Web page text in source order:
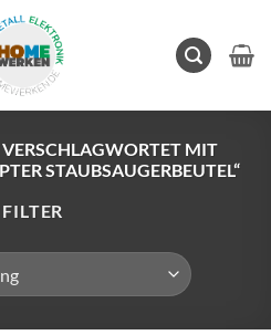
MIT
STAUBSAUGERBEUTEL“
FILTER